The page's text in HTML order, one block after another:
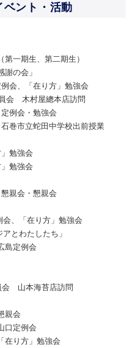
ベント・活動
一期生、第二期生）
の会」
会、「在り方」勉強会
会 木村屋總本店訪問
例会・勉強会
巻市立蛇田中学校出前授業
勉強会
勉強会
親会・懇親会
、「在り方」勉強会
とわたしたち」
島定例会
会 山本海苔店訪問
親会
口定例会
在り方」勉強会